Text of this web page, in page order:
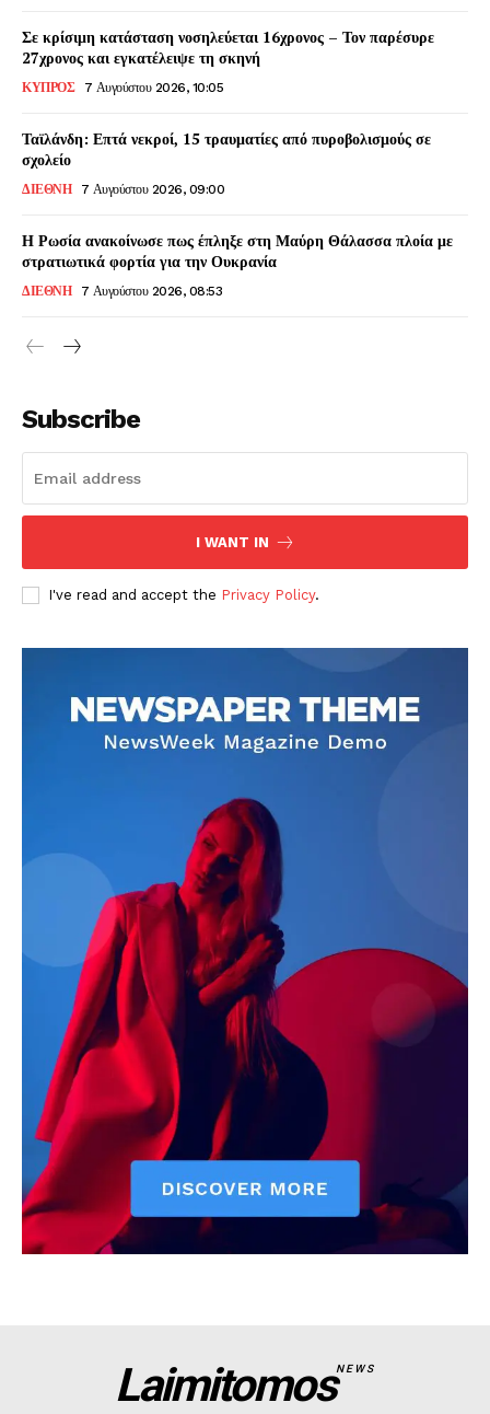
Σε κρίσιμη κατάσταση νοσηλεύεται 16χρονος – Τον παρέσυρε
27χρονος και εγκατέλειψε τη σκηνή
ΚΥΠΡΟΣ 7 Αυγούστου 2026, 10:05
Ταϊλάνδη: Επτά νεκροί, 15 τραυματίες από πυροβολισμούς σε
σχολείο
ΔΙΕΘΝΗ 7 Αυγούστου 2026, 09:00
Η Ρωσία ανακοίνωσε πως έπληξε στη Μαύρη Θάλασσα πλοία με
στρατιωτικά φορτία για την Ουκρανία
ΔΙΕΘΝΗ 7 Αυγούστου 2026, 08:53
Subscribe
I WANT IN
I've read and accept the Privacy Policy.
LaimitomosNEWS